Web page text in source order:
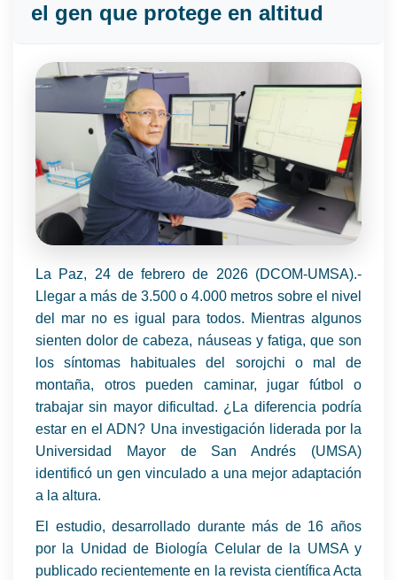
el gen que protege en altitud
La Paz, 24 de febrero de 2026 (DCOM-UMSA).-
Llegar a más de 3.500 o 4.000 metros sobre el nivel
del mar no es igual para todos. Mientras algunos
sienten dolor de cabeza, náuseas y fatiga, que son
los síntomas habituales del sorojchi o mal de
montaña, otros pueden caminar, jugar fútbol o
trabajar sin mayor dificultad. ¿La diferencia podría
estar en el ADN? Una investigación liderada por la
Universidad Mayor de San Andrés (UMSA)
identificó un gen vinculado a una mejor adaptación
a la altura.
El estudio, desarrollado durante más de 16 años
por la Unidad de Biología Celular de la UMSA y
publicado recientemente en la revista científica Acta